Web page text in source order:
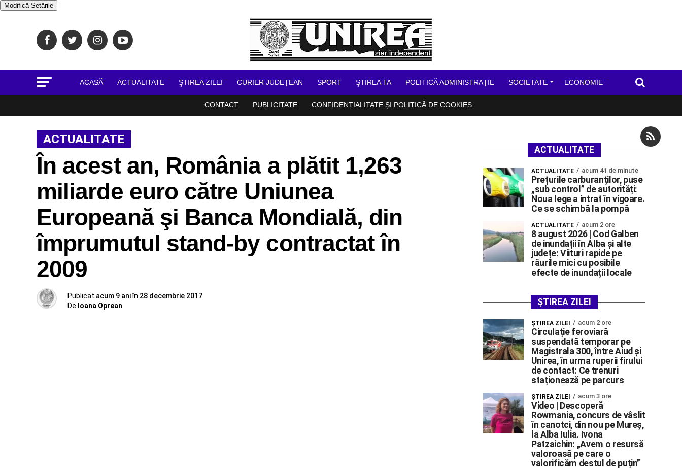
Modifică Setările
ACASĂ ACTUALITATE ŞTIREA ZILEI CURIER JUDEȚEAN SPORT ŞTIREA TA POLITICĂ ADMINISTRAȚIE SOCIETATE ECONOMIE
CONTACT PUBLICITATE CONFIDENȚIALITATE ȘI POLITICĂ DE COOKIES
ACTUALITATE
În acest an, România a plătit 1,263
miliarde euro către Uniunea
Europeană şi Banca Mondială, din
împrumutul stand-by contractat în
2009
Publicat acum 9 aniîn 28 decembrie 2017
De Ioana Oprean
ACTUALITATE
ACTUALITATE acum 41 de minute
Prețurile carburanților, puse
„sub control” de autorități:
Noua lege a intrat în vigoare.
Ce se schimbă la pompă
ACTUALITATE acum 2 ore
8 august 2026 | Cod Galben
de inundații în Alba și alte
județe: Viituri rapide pe
râurile mici cu posibile
efecte de inundații locale
ȘTIREA ZILEI
ŞTIREA ZILEI acum 2 ore
Circulație feroviară
suspendată temporar pe
Magistrala 300, între Aiud și
Unirea, în urma ruperii firului
de contact: Ce trenuri
staționează pe parcurs
ŞTIREA ZILEI acum 3 ore
Video | Descoperă
Rowmania, concurs de vâslit
în canotci, din nou pe Mureș,
la Alba Iulia. Ivona
Patzaichin: „Avem o resursă
valoroasă pe care o
valorificăm destul de puțin”